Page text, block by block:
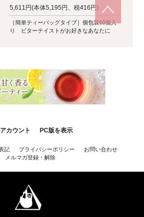
5,611円(本体5,195円、税416円)
［簡単ティーバッグタイプ］個包装60個入
り ビターテイストがお好きなあなたに
カウント PC版を表示
記 プライバシーポリシー
お問い合わせ
メルマガ登録・解除